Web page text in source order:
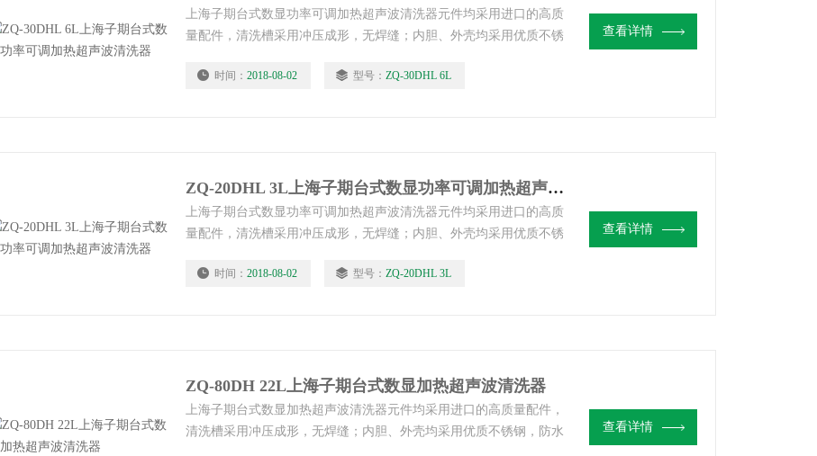
上海子期台式数显功率可调加热超声波清洗器元件均采用进口的高质
量配件，清洗槽采用冲压成形，无焊缝；内胆、外壳均采用优质不锈
时间： 2018-08-02 型号： ZQ-30DHL 6L
查看详情
ZQ-20DHL 3L上海子期台式数显功率可调加热超声波清洗器
上海子期台式数显功率可调加热超声波清洗器元件均采用进口的高质
量配件，清洗槽采用冲压成形，无焊缝；内胆、外壳均采用优质不锈
时间： 2018-08-02 型号： ZQ-20DHL 3L
查看详情
ZQ-80DH 22L上海子期台式数显加热超声波清洗器
上海子期台式数显加热超声波清洗器元件均采用进口的高质量配件，
清洗槽采用冲压成形，无焊缝；内胆、外壳均采用优质不锈钢，防水
查看详情